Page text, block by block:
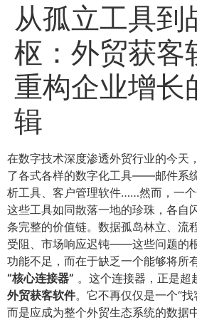
从孤立工具到
枢：外贸获客
重构企业增长
辑
在数字技术深度渗透外贸行业的今天
了各式各样的数字化工具——邮件系
析工具、客户管理软件……然而，一个
这些工具如同散落一地的珍珠，各自
条完整的价值链。数据孤岛林立、流
受阻、市场响应迟钝——这些问题的
功能不足，而在于缺乏一个能够将所
“核心连接器”​ 。这个连接器，正是超
外贸获客软件。它不再仅仅是一个“找
而是应成为整个外贸生态系统的数